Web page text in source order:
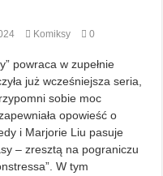
Komiksy 0
powraca w zupełnie
już wcześniejsza seria,
sobie moc
opowieść o
i Marjorie Liu pasuje
– zresztą na pograniczu
W tym